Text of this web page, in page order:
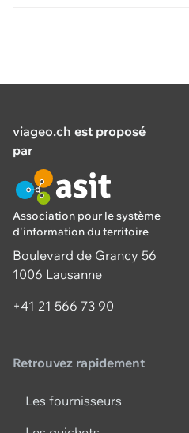
viageo.ch est proposé
par
Association pour le système
d'information du territoire
Boulevard de Grancy 56
1006 Lausanne
+41 21 566 73 90
Retrouvez rapidement
Les fournisseurs